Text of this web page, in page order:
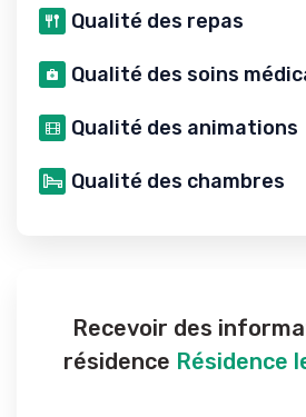
Qualité des repas
Qualité des soins
Qualité des animations
Qualité des chambres
Recevoir des
résidence Résidence